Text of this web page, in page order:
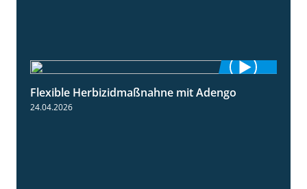
1:26
Flexible Herbizidmaßnahne mit Adengo
24.04.2026